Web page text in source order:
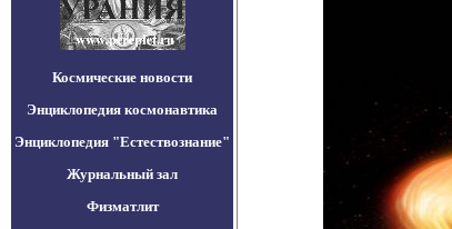
Космические новости
Энциклопедия космонавтика
Энциклопедия "Естествознание"
Журнальный зал
Физматлит